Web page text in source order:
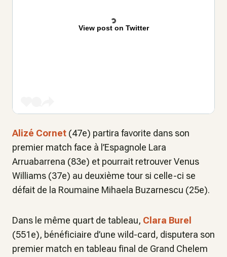
View post on Twitter
Alizé Cornet (47e) partira favorite dans son
premier match face à l’Espagnole Lara
Arruabarrena (83e) et pourrait retrouver Venus
Williams (37e) au deuxième tour si celle-ci se
défait de la Roumaine Mihaela Buzarnescu (25e).
Dans le même quart de tableau, Clara Burel
(551e), bénéficiaire d’une wild-card, disputera son
premier match en tableau final de Grand Chelem